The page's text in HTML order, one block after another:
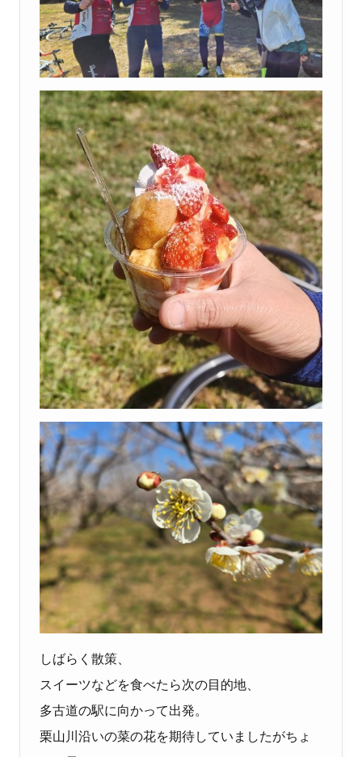
しばらく散策、
スイーツなどを食べたら次の目的地、
多古道の駅に向かって出発。
栗山川沿いの菜の花を期待していましたがちょ